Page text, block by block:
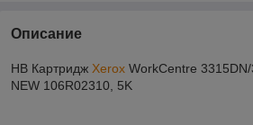
Описание
HB Картридж Xerox WorkCentre
NEW 106R02310, 5K